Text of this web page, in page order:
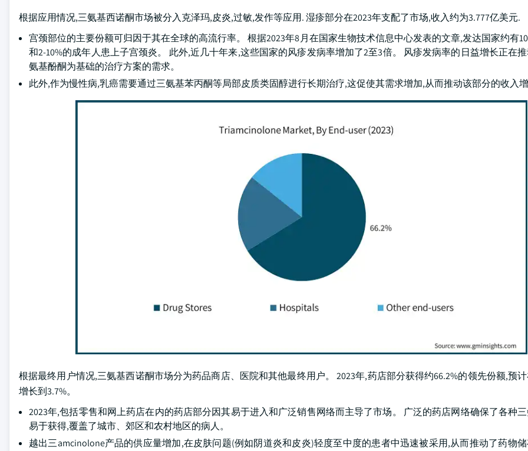
根据应用情况,三氨基西诺酮市场被分入克泽玛,皮炎,过敏,发作等应用. 湿疹部分在2023年支配了市场,收入约为3.777亿美元.
宫颈部位的主要份额可归因于其在全球的高流行率。 根据2023年8月在国家生物技术信息中心发表的文章,发达国家约有
和2-10%的成年人患上子宫颈炎。 此外,近几十年来,这些国家的风疹发病率增加了2至3倍。 风疹发病率的日益增长正在
氨基酚酮为基础的治疗方案的需求。
此外,作为慢性病,乳癌需要通过三氨基苯丙酮等局部皮质类固醇进行长期治疗,这促使其需求增加,从而推动该部分的收入
根据最终用户情况,三氨基西诺酮市场分为药品商店、医院和其他最终用户。 2023年,药店部分获得约66.2%的领先份额,预
增长到3.7%。
2023年,包括零售和网上药店在内的药店部分因其易于进入和广泛销售网络而主导了市场。 广泛的药店网络确保了各种
易于获得,覆盖了城市、郊区和农村地区的病人。
越出三amcinolone产品的供应量增加,在皮肤问题(例如阴道炎和皮炎)轻度至中度的患者中迅速被采用,从而推动了药物